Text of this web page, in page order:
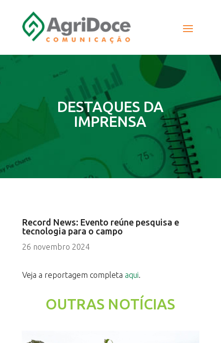
DESTAQUES DA
IMPRENSA
Record News: Evento reúne pesquisa e
tecnologia para o campo
26 novembro 2024
Veja a reportagem completa aqui.
OUTRAS NOTÍCIAS